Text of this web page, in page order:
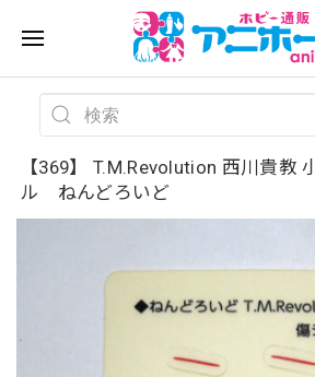
【369】 T.M.Revolution 西川貴教
ル ねんどろいど